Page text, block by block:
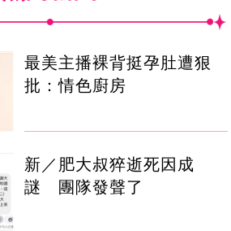
最美主播裸背挺孕肚遭狠
批：情色廚房
新／肥大叔猝逝死因成
謎 團隊發聲了